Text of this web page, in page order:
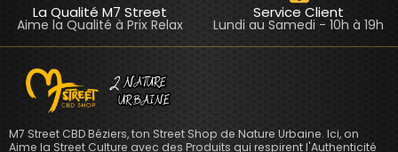
La Qualité M7 Street
Aime la Qualité à Prix Relax
Service Client
Lundi au Samedi - 10h à 19h
M7 Street CBD Béziers, ton Street Shop de Nature Urbaine. Ici, on
Aime la Street Culture avec des Produits qui respirent l'Authenticité